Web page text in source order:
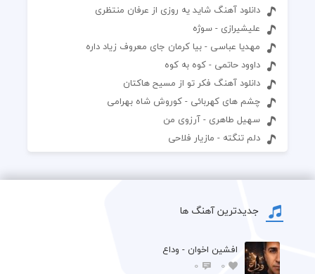
دانلود آهنگ شاید یه روزی از عرفان منتظری
علیشیرازی - سوژه
مهدیا عباسی - بیا کرمان جای معروف زیاد داره
داوود حاتمی - کوه به کوه
دانلود آهنگ فکر تو از مسیح هاکتان
چشم های کهربائی - کوروش شاه بهرامی
سهیل طاهری - آرزوی من
دلم تنگته - مازیار فلاحی
جدیدترین آهنگ ها
افشين اخوان - وداع
0
0